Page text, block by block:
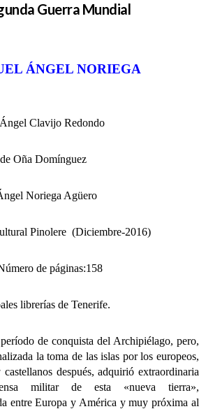
Guerra Mundial
ÁNGEL NORIEGA
Clavijo Redondo
Oña Domínguez
Noriega Agüero
Pinolere (Diciembre-2016)
de páginas:158
librerías de Tenerife.
de conquista del Archipiélago, pero,
la toma de las islas por los europeos,
después, adquirió extraordinaria
militar de esta «nueva tierra»,
entre Europa y América y muy próxima al